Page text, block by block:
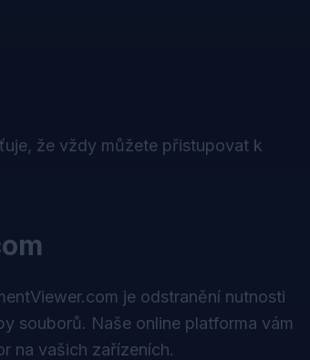
že vždy můžete přistupovat k
je odstranění nutnosti
souborů. Naše online platforma vám
na vašich zařízeních.